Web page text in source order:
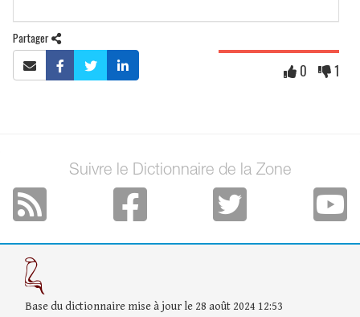
Partager
0 1
Suivre le Dictionnaire de la Zone
Base du dictionnaire mise à jour le 28 août 2024 12:53